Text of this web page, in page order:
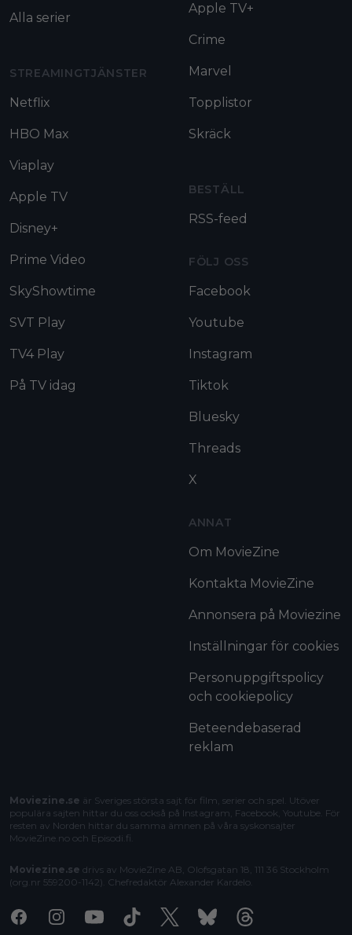
Alla serier
STREAMINGTJÄNSTER
Netflix
HBO Max
Viaplay
Apple TV
Disney+
Prime Video
SkyShowtime
SVT Play
TV4 Play
På TV idag
Apple TV+
Crime
Marvel
Topplistor
Skräck
BESTÄLL
RSS-feed
FÖLJ OSS
Facebook
Youtube
Instagram
Tiktok
Bluesky
Threads
X
ANNAT
Om MovieZine
Kontakta MovieZine
Annonsera på Moviezine
Inställningar för cookies
Personuppgiftspolicy
och cookiepolicy
Beteendebaserad
reklam
Moviezine.se är Sveriges största sajt för film, serier och spel. Utöver
populära sajten hittar du oss också på Instagram, Facebook, Youtube. För
resten av Norden hittar du samma ämnen på våra syskonsajter
MovieZine.no och Episodi.fi
Moviezine.se drivs av MovieZine AB, Olofsgatan 18, 111 36 Stockholm
(org.nr 559200-1142). Chefredaktör Alexander Kardelo
FacebookInstagramYoutubeTiktok X BlueskyThreads